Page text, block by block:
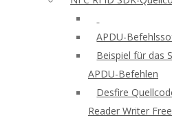
APDU-
Beispiel für das
APDU-Befehlen
Desfire
Reader Writer